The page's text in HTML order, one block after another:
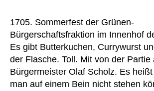
1705. Sommerfest der Grünen-
Bürgerschaftsfraktion im Innenhof
Es gibt Butterkuchen, Currywurst
der Flasche. Toll. Mit von der Partie
Bürgermeister Olaf Scholz. Es
man auf einem Bein nicht stehen